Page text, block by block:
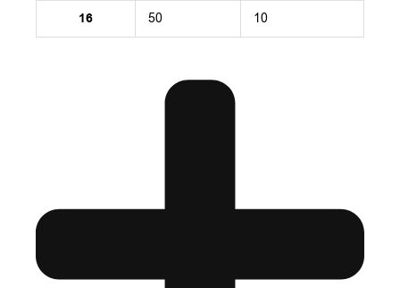
16 50 10